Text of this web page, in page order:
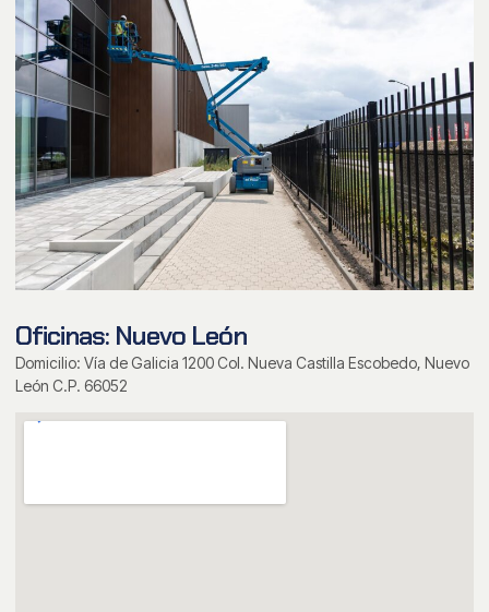
Oficinas: Nuevo León
Domicilio: Vía de Galicia 1200 Col. Nueva Castilla Escobedo, Nuevo
León C.P. 66052